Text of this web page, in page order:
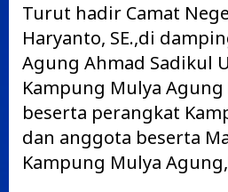
Turut hadir Camat
Haryanto, SE.,di
Agung Ahmad Sadikul
Kampung Mulya
beserta perangkat
dan anggota beserta
Kampung Mulya